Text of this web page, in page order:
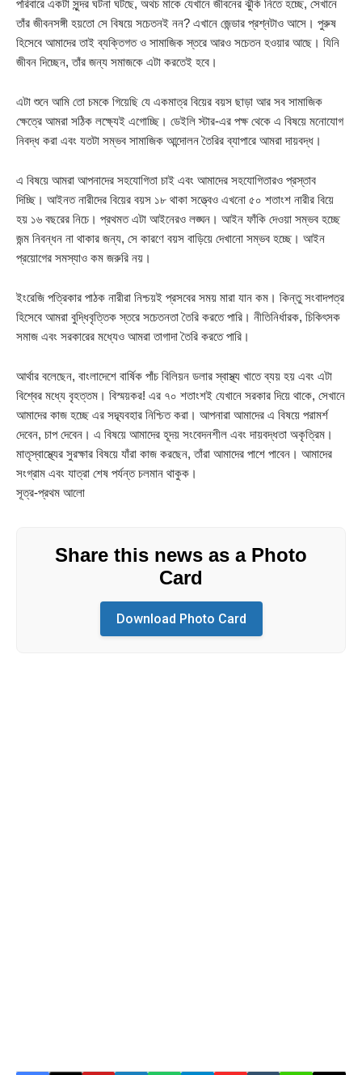
পরিবারে একটা সুন্দর ঘটনা ঘটছে, অথচ মাকে যেখানে জীবনের ঝুঁকি নিতে হচ্ছে, সেখানে
তাঁর জীবনসঙ্গী হয়তো সে বিষয়ে সচেতনই নন? এখানে জেন্ডার প্রশ্নটাও আসে। পুরুষ
হিসেবে আমাদের তাই ব্যক্তিগত ও সামাজিক স্তরে আরও সচেতন হওয়ার আছে। যিনি
জীবন দিচ্ছেন, তাঁর জন্য সমাজকে এটা করতেই হবে।
এটা শুনে আমি তো চমকে গিয়েছি যে একমাত্র বিয়ের বয়স ছাড়া আর সব সামাজিক
ক্ষেত্রে আমরা সঠিক লক্ষ্যেই এগোচ্ছি। ডেইলি স্টার-এর পক্ষ থেকে এ বিষয়ে মনোযোগ
নিবদ্ধ করা এবং যতটা সম্ভব সামাজিক আন্দোলন তৈরির ব্যাপারে আমরা দায়বদ্ধ।
এ বিষয়ে আমরা আপনাদের সহযোগিতা চাই এবং আমাদের সহযোগিতারও প্রস্তাব
দিচ্ছি। আইনত নারীদের বিয়ের বয়স ১৮ থাকা সত্ত্বেও এখনো ৫০ শতাংশ নারীর বিয়ে
হয় ১৬ বছরের নিচে। প্রথমত এটা আইনেরও লঙ্ঘন। আইন ফাঁকি দেওয়া সম্ভব হচ্ছে
জন্ম নিবন্ধন না থাকার জন্য, সে কারণে বয়স বাড়িয়ে দেখানো সম্ভব হচ্ছে। আইন
প্রয়োগের সমস্যাও কম জরুরি নয়।
ইংরেজি পত্রিকার পাঠক নারীরা নিশ্চয়ই প্রসবের সময় মারা যান কম। কিন্তু সংবাদপত্র
হিসেবে আমরা বুদ্ধিবৃত্তিক স্তরে সচেতনতা তৈরি করতে পারি। নীতিনির্ধারক, চিকিৎসক
সমাজ এবং সরকারের মধ্যেও আমরা তাগাদা তৈরি করতে পারি।
আর্থার বলেছেন, বাংলাদেশে বার্ষিক পাঁচ বিলিয়ন ডলার স্বাস্থ্য খাতে ব্যয় হয় এবং এটা
বিশ্বের মধ্যে বৃহত্তম। বিস্ময়কর! এর ৭০ শতাংশই যেখানে সরকার দিয়ে থাকে, সেখানে
আমাদের কাজ হচ্ছে এর সদ্ব্যবহার নিশ্চিত করা। আপনারা আমাদের এ বিষয়ে পরামর্শ
দেবেন, চাপ দেবেন। এ বিষয়ে আমাদের হূদয় সংবেদনশীল এবং দায়বদ্ধতা অকৃত্রিম।
মাতৃস্বাস্থ্যের সুরক্ষার বিষয়ে যাঁরা কাজ করছেন, তাঁরা আমাদের পাশে পাবেন। আমাদের
সংগ্রাম এবং যাত্রা শেষ পর্যন্ত চলমান থাকুক।
সূত্র-প্রথম আলো
Share this news as a Photo
Card
Download Photo Card